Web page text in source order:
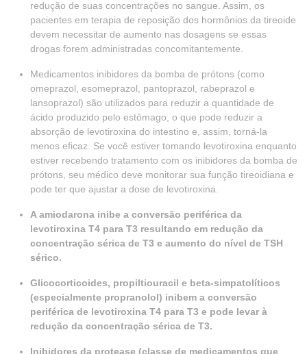
redução de suas concentrações no sangue. Assim, os
pacientes em terapia de reposição dos hormônios da tireoide
devem necessitar de aumento nas dosagens se essas
drogas forem administradas concomitantemente.
Medicamentos inibidores da bomba de prótons (como
omeprazol, esomeprazol, pantoprazol, rabeprazol e
lansoprazol) são utilizados para reduzir a quantidade de
ácido produzido pelo estômago, o que pode reduzir a
absorção de levotiroxina do intestino e, assim, torná-la
menos eficaz. Se você estiver tomando levotiroxina enquanto
estiver recebendo tratamento com os inibidores da bomba de
prótons, seu médico deve monitorar sua função tireoidiana e
pode ter que ajustar a dose de levotiroxina.
A amiodarona inibe a conversão periférica da
levotiroxina T4 para T3 resultando em redução da
concentração sérica de T3 e aumento do nível de TSH
sérico.
Glicocorticoides, propiltiouracil e beta-simpatolíticos
(especialmente propranolol) inibem a conversão
periférica de levotiroxina T4 para T3 e pode levar à
redução da concentração sérica de T3.
Inibidores da protease (classe de medicamentos que